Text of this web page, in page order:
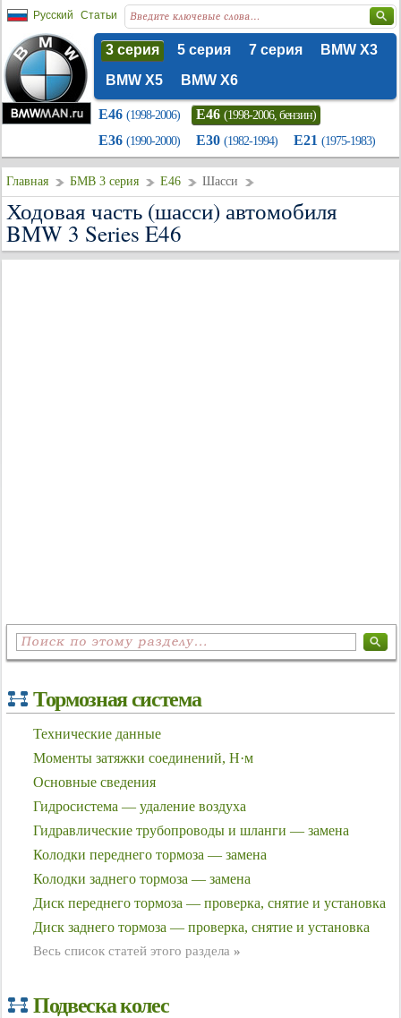
Русский Статьи
3 серия 5 серия 7 серия
BMW X3
BMW X5
BMW X6
E46 (1998-2006) E46 (1998-2006, бензин)
E36 (1990-2000) E30 (1982-1994) E21 (1975-1983)
Главная БМВ 3 серия E46 Шасси
Ходовая часть (шасси) автомобиля
BMW 3 Series E46
Тормозная система
Технические данные
Моменты затяжки соединений, Н·м
Основные сведения
Гидросистема — удаление воздуха
Гидравлические трубопроводы и шланги — замена
Колодки переднего тормоза — замена
Колодки заднего тормоза — замена
Диск переднего тормоза — проверка, снятие и установка
Диск заднего тормоза — проверка, снятие и установка
Весь список статей этого раздела »
Подвеска колес